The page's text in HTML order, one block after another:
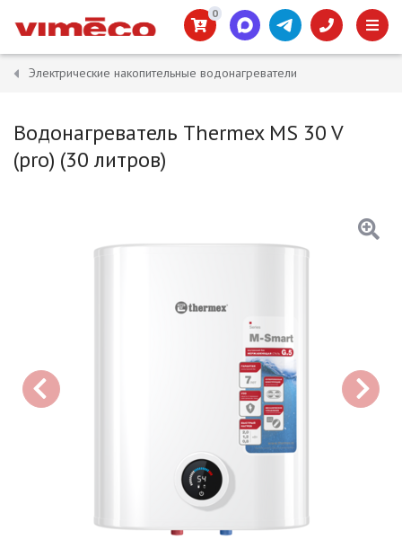
0
Электрические накопительные водонагреватели
Водонагреватель Thermex MS 30 V
(pro) (30 литров)